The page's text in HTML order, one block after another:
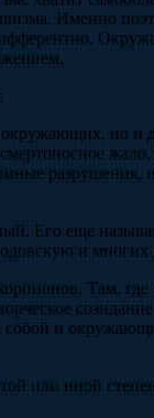
Именно
но и
разрушения,
Его еще
и многих
Там, где
собой и
или иной